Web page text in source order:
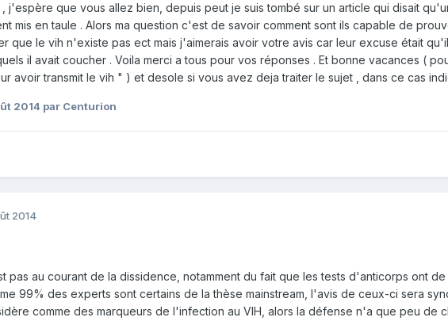
, j'espère que vous allez bien, depuis peut je suis tombé sur un article qui disait
mis en taule . Alors ma question c'est de savoir comment sont ils capable de
que le vih n'existe pas ect mais j'aimerais avoir votre avis car leur excuse était
il avait coucher . Voila merci a tous pour vos réponses . Et bonne vacances (
avoir transmit le vih " ) et desole si vous avez deja traiter le sujet , dans ce cas
2014 par Centurion
2014
pas au courant de la dissidence, notamment du fait que les tests d'anticorps ont
99% des experts sont certains de la thèse mainstream, l'avis de ceux-ci sera
comme des marqueurs de l'infection au VIH, alors la défense n'a que peu